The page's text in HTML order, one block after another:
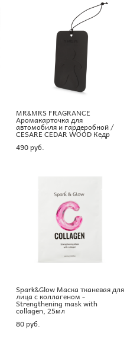
MR&MRS FRAGRANCE
Аромакарточка для
автомобиля и гардеробной /
CESARE CEDAR WOOD Кедр
490 pуб.
Spark&Glow Маска тканевая для
лица с коллагеном -
Strengthening mask with
collagen, 25мл
80 pуб.